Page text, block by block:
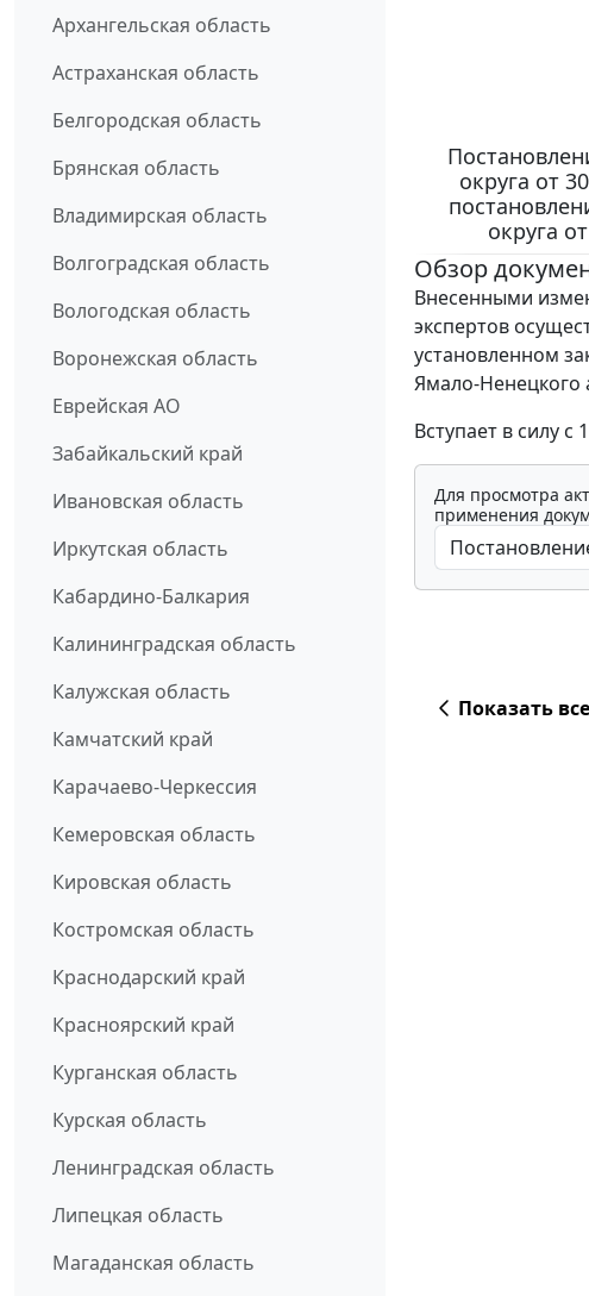
Архангельская область
Астраханская область
Белгородская область
Брянская область
Владимирская область
Волгоградская область
Вологодская область
Воронежская область
Еврейская АО
Забайкальский край
Ивановская область
Иркутская область
Кабардино-Балкария
Калининградская область
Калужская область
Камчатский край
Карачаево-Черкессия
Кемеровская область
Кировская область
Костромская область
Краснодарский край
Красноярский край
Курганская область
Курская область
Ленинградская область
Липецкая область
Магаданская область
округа от
округа
Обзор
Внесенными
экспертов
установленном
Ямало-Ненецкого
Вступает в силу с
Для просмотра
применения
Показать